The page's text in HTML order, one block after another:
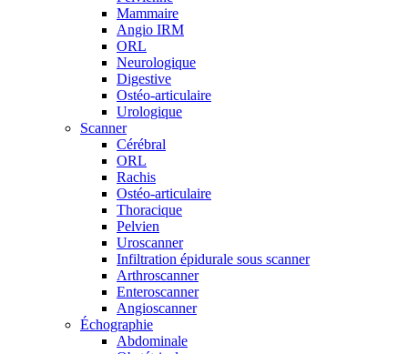
Mammaire
Angio IRM
ORL
Neurologique
Digestive
Ostéo-articulaire
Urologique
Scanner
Cérébral
ORL
Rachis
Ostéo-articulaire
Thoracique
Pelvien
Uroscanner
Infiltration épidurale sous scanner
Arthroscanner
Enteroscanner
Angioscanner
Échographie
Abdominale